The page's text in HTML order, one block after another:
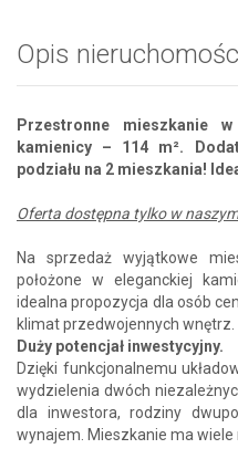
Opis
Przestronne mieszkanie
kamienicy – 114 m².
podziału na 2 mieszkania!
Oferta dostępna tylko w
Na sprzedaż wyjątkowe
położone w eleganckiej
idealna propozycja dla osób
klimat przedwojennych wnętrz.
Duży potencjał inwestycyjny.
Dzięki funkcjonalnemu
wydzielenia dwóch
dla inwestora, rodziny
wynajem. Mieszkanie ma wiele